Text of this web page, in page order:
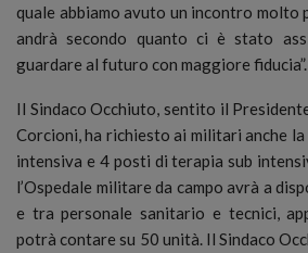
quale abbiamo avuto un incontro molto
andrà secondo quanto ci è stato
guardare al futuro con maggiore fiducia”.
Il Sindaco Occhiuto, sentito il
Corcioni, ha richiesto ai militari anche
intensiva e 4 posti di terapia sub
l’Ospedale militare da campo avrà a
e tra personale sanitario e tecnici,
potrà contare su 50 unità. Il Sindaco